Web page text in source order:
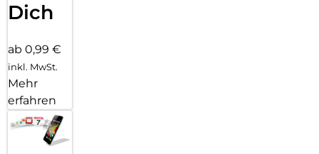
Dich
ab 0,99 €
inkl. MwSt.
Mehr
erfahren